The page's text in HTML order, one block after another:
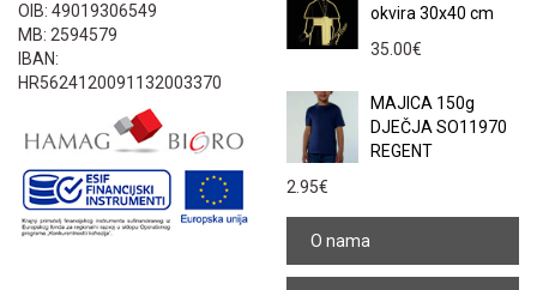
OIB: 49019306549
MB: 2594579
IBAN:
HR5624120091132003370
okvira 30x40 cm
35.00€
MAJICA 150g
DJEČJA SO11970
REGENT
2.95€
O nama